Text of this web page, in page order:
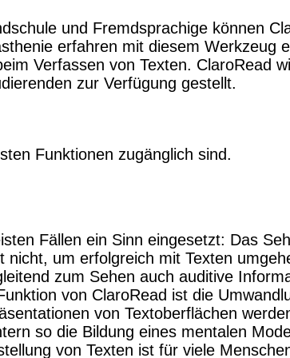
und Fremdsprachige können
erfahren mit diesem Werkzeug
Verfassen von Texten. ClaroRead
zur Verfügung gestellt.
Funktionen zugänglich sind.
Fällen ein Sinn eingesetzt: Das
um erfolgreich mit Texten
zum Sehen auch auditive
von ClaroRead ist die
von Textoberflächen
so die Bildung eines mentalen
von Texten ist für viele
Firmen. Preisänderungen,
das Landgericht Hamburg
ggf. mit zu verantworten hat.
diesen Inhalten distanziert. Hiermit
auf unserer Homepage und machen
Homepage angebrachten Links.
(OS) bereit. Die Plattform finden
lautet: info@milestone-ace.de.
Kontakt Links Katalog (PDF)